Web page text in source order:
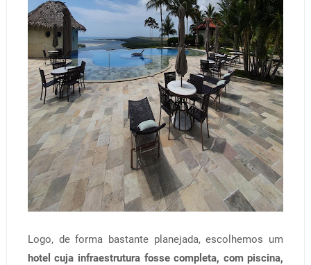
Logo, de forma bastante planejada, escolhemos um
hotel cuja infraestrutura fosse completa, com piscina,